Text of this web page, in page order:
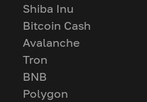
Shiba Inu
Bitcoin Cash
Avalanche
Tron
BNB
Polygon